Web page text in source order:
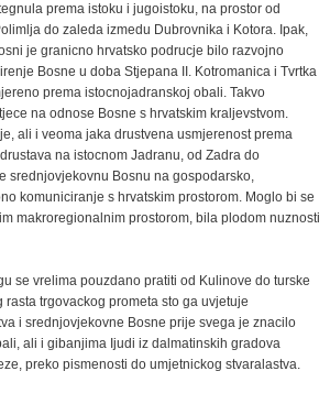
prema istoku i jugoistoku, na prostor od
do zaleda izmedu Dubrovnika i Kotora. Ipak,
je granicno hrvatsko podrucje bilo razvojno
Bosne u doba Stjepana II. Kotromanica i Tvrtka
prema istocnojadranskoj obali. Takvo
na odnose Bosne s hrvatskim kraljevstvom.
ali i veoma jaka drustvena usmjerenost prema
na istocnom Jadranu, od Zadra do
srednjovjekovnu Bosnu na gospodarsko,
komuniciranje s hrvatskim prostorom. Moglo bi se
makroregionalnim prostorom, bila plodom nuznosti
se vrelima pouzdano pratiti od Kulinove do turske
trgovackog prometa sto ga uvjetuje
i srednjovjekovne Bosne prije svega je znacilo
ali i gibanjima Ijudi iz dalmatinskih gradova
preko pismenosti do umjetnickog stvaralastva.